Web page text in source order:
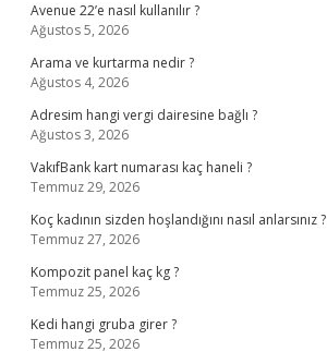
Avenue 22’e nasıl kullanılır ?
Ağustos 5, 2026
Arama ve kurtarma nedir ?
Ağustos 4, 2026
Adresim hangi vergi dairesine bağlı ?
Ağustos 3, 2026
VakıfBank kart numarası kaç haneli ?
Temmuz 29, 2026
Koç kadının sizden hoşlandığını nasıl anlarsınız ?
Temmuz 27, 2026
Kompozit panel kaç kg ?
Temmuz 25, 2026
Kedi hangi gruba girer ?
Temmuz 25, 2026